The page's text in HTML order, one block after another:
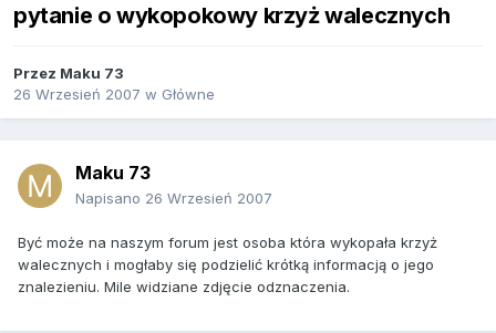
pytanie o wykopokowy krzyż walecznych
Przez Maku 73
26 Wrzesień 2007 w Główne
Maku 73
Napisano 26 Wrzesień 2007
Być może na naszym forum jest osoba która wykopała krzyż
walecznych i mogłaby się podzielić krótką informacją o jego
znalezieniu. Mile widziane zdjęcie odznaczenia.